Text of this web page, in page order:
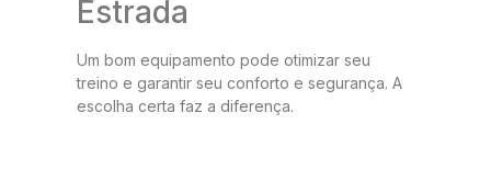
Estrada
Um bom equipamento pode otimizar seu
treino e garantir seu conforto e segurança. A
escolha certa faz a diferença.